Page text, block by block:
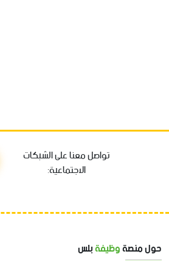
تواصل معنا على الشبكات
الاجتماعية:
حول منصةوظيفةبلس